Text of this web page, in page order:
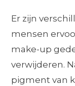
Er zijn
mensen
make-up
verwijderen.
pigment van